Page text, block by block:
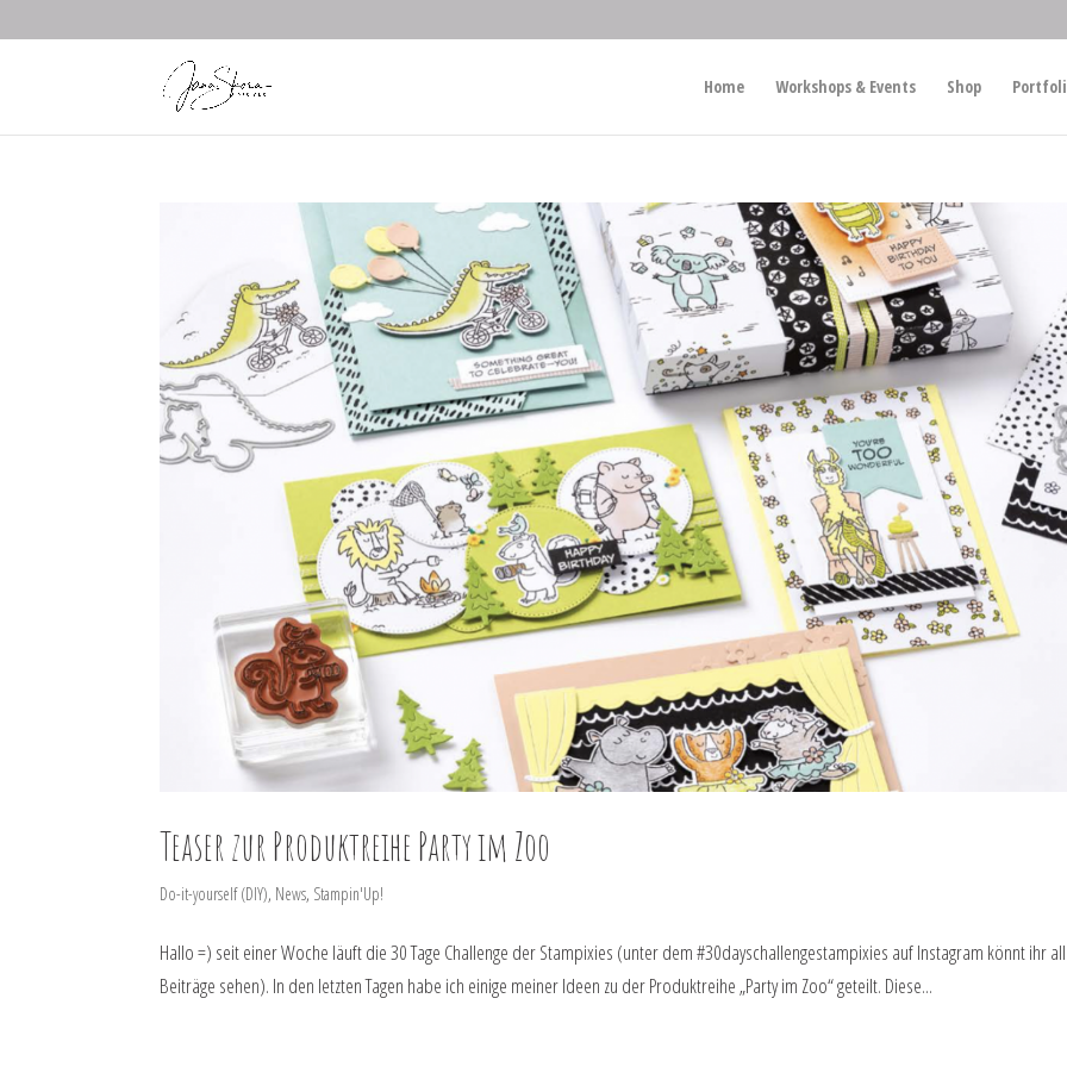
Home Workshops & Events Shop
Teaser zur Produktreihe Party im Zoo
Do-it-yourself (DIY), News, Stampin'Up!
Hallo =) seit einer Woche läuft die 30 Tage Challenge der Stampixies (unter dem #30dayschallengestampixies auf Instagram könnt ihr
Beiträge sehen). In den letzten Tagen habe ich einige meiner Ideen zu der Produktreihe „Party im Zoo“ geteilt. Diese...